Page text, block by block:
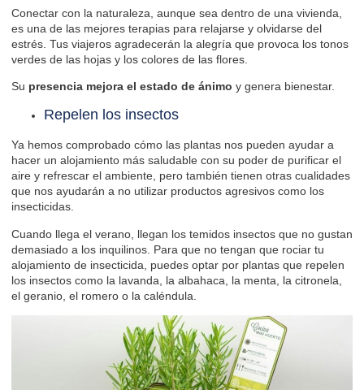
Conectar con la naturaleza, aunque sea dentro de una vivienda,
es una de las mejores terapias para relajarse y olvidarse del
estrés. Tus viajeros agradecerán la alegría que provoca los tonos
verdes de las hojas y los colores de las flores.
Su presencia mejora el estado de ánimo y genera bienestar.
Repelen los insectos
Ya hemos comprobado cómo las plantas nos pueden ayudar a
hacer un alojamiento más saludable con su poder de purificar el
aire y refrescar el ambiente, pero también tienen otras cualidades
que nos ayudarán a no utilizar productos agresivos como los
insecticidas.
Cuando llega el verano, llegan los temidos insectos que no gustan
demasiado a los inquilinos. Para que no tengan que rociar tu
alojamiento de insecticida, puedes optar por plantas que repelen
los insectos como la lavanda, la albahaca, la menta, la citronela,
el geranio, el romero o la caléndula.